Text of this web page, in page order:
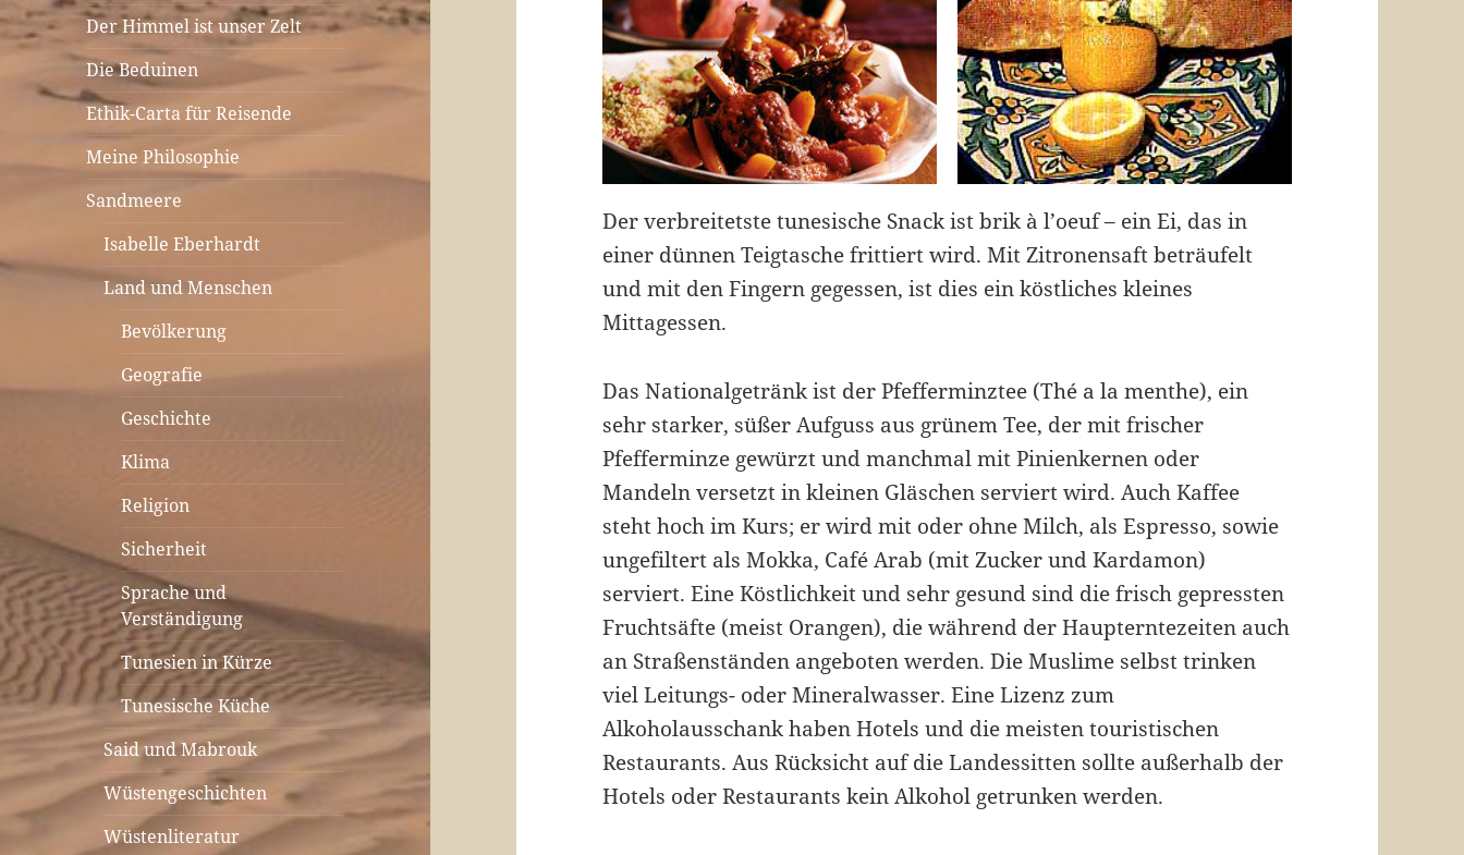
Der Himmel ist unser Zelt
Die Beduinen
Ethik-Carta für Reisende
Meine Philosophie
Sandmeere
Isabelle Eberhardt
Land und Menschen
Bevölkerung
Geografie
Geschichte
Klima
Religion
Sicherheit
Sprache und
Verständigung
Tunesien in Kürze
Tunesische Küche
Said und Mabrouk
Wüstengeschichten
Wüstenliteratur
Der verbreitetste tunesische Snack ist brik à l’oeuf – ein Ei, das in
einer dünnen Teigtasche frittiert wird. Mit Zitronensaft beträufelt
und mit den Fingern gegessen, ist dies ein köstliches kleines
Mittagessen.
Das Nationalgetränk ist der Pfefferminztee (Thé a la menthe), ein
sehr starker, süßer Aufguss aus grünem Tee, der mit frischer
Pfefferminze gewürzt und manchmal mit Pinienkernen oder
Mandeln versetzt in kleinen Gläschen serviert wird. Auch Kaffee
steht hoch im Kurs; er wird mit oder ohne Milch, als Espresso, sowie
ungefiltert als Mokka, Café Arab (mit Zucker und Kardamon)
serviert. Eine Köstlichkeit und sehr gesund sind die frisch gepressten
Fruchtsäfte (meist Orangen), die während der Haupterntezeiten auch
an Straßenständen angeboten werden. Die Muslime selbst trinken
viel Leitungs- oder Mineralwasser. Eine Lizenz zum
Alkoholausschank haben Hotels und die meisten touristischen
Restaurants. Aus Rücksicht auf die Landessitten sollte außerhalb der
Hotels oder Restaurants kein Alkohol getrunken werden.